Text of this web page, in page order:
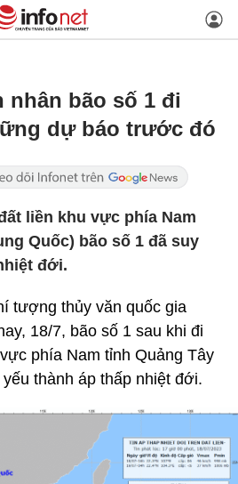
nhân bão số 1 đi
dự báo trước đó
liền khu vực phía Nam
Quốc) bão số 1 đã suy
đới.
tượng thủy văn quốc gia
18/7, bão số 1 sau khi đi
phía Nam tỉnh Quảng Tây
thành áp thấp nhiệt đới.